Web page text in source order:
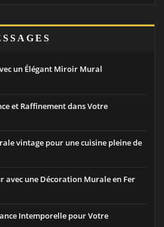
un Élégant Miroir Mural
et Raffinement dans Votre
vintage pour une cuisine pleine de
avec une Décoration Murale en Fer
Intemporelle pour Votre